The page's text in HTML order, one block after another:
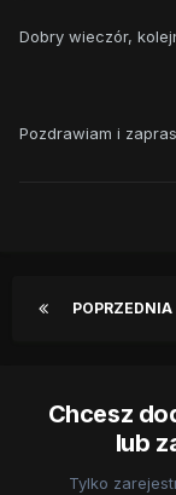
Dobry wieczór,
Pozdrawiam i
POPRZEDNIA
Chcesz
lub
Tylko